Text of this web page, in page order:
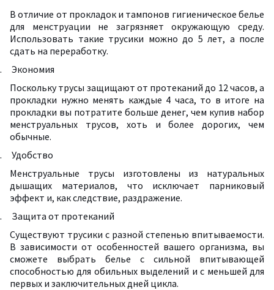
В отличие от прокладок и тампонов гигиеническое белье
для менструации не загрязняет окружающую среду.
Использовать такие трусики можно до 5 лет, а после
сдать на переработку.
Экономия
Поскольку трусы защищают от протеканий до 12 часов, а
прокладки нужно менять каждые 4 часа, то в итоге на
прокладки вы потратите больше денег, чем купив набор
менструальных трусов, хоть и более дорогих, чем
обычные.
Удобство
Менструальные трусы изготовлены из натуральных
дышащих материалов, что исключает парниковый
эффект и, как следствие, раздражение.
Защита от протеканий
Существуют трусики с разной степенью впитываемости.
В зависимости от особенностей вашего организма, вы
сможете выбрать белье с сильной впитывающей
способностью для обильных выделений и с меньшей для
первых и заключительных дней цикла.